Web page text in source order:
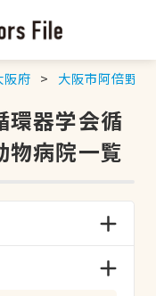
阪府 大阪市阿倍野区
環器学会循
物病院一覧